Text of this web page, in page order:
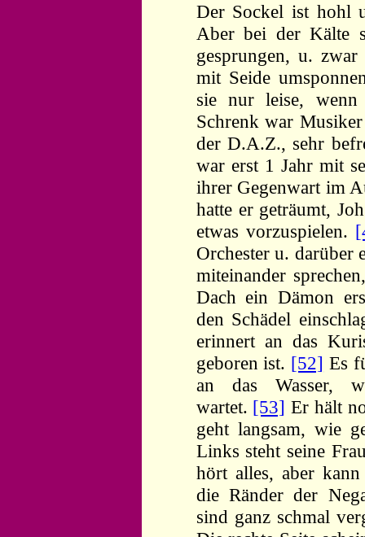
Der Sockel ist hohl
Aber bei der Kälte
gesprungen, u.
mit Seide
sie nur leise,
Schrenk war
der D.A.Z., sehr
war erst 1 Jahr mit
ihrer Gegenwart im
hatte er geträumt,
etwas vorzuspielen.
Orchester u.
miteinander
Dach ein Dämon
den Schädel
erinnert an das
geboren ist. [52] Es
an das Wasser,
wartet. [53] Er hält
geht langsam, wie
Links steht seine
hört alles, aber
die Ränder der
sind ganz schmal